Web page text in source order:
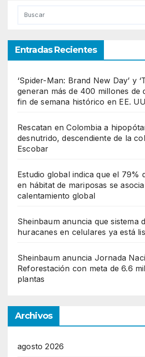
Entradas Recientes
‘Spider-Man: Brand New Day’ y
generan más de 400 millones de
fin de semana histórico en EE.
Rescatan en Colombia a
desnutrido, descendiente de la
Escobar
Estudio global indica que el 79%
en hábitat de mariposas se
calentamiento global
Sheinbaum anuncia que sistema
huracanes en celulares ya está
Sheinbaum anuncia Jornada
Reforestación con meta de 6.6
plantas
Archivos
agosto 2026